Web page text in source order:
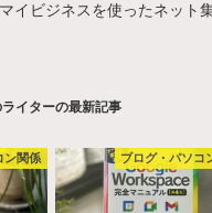
マイビジネスを使ったネット
ライターの最新記事
ン関係 ブログ・パソコ